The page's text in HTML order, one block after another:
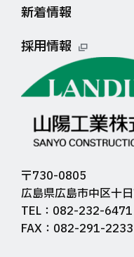
新着情報
採用情報
〒730-0805
広島県広島市中区十
TEL：082-232-6471
FAX：082-291-2233